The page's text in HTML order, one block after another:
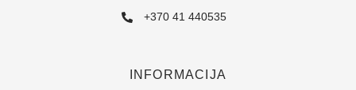
+370 41 440535
INFORMACIJA